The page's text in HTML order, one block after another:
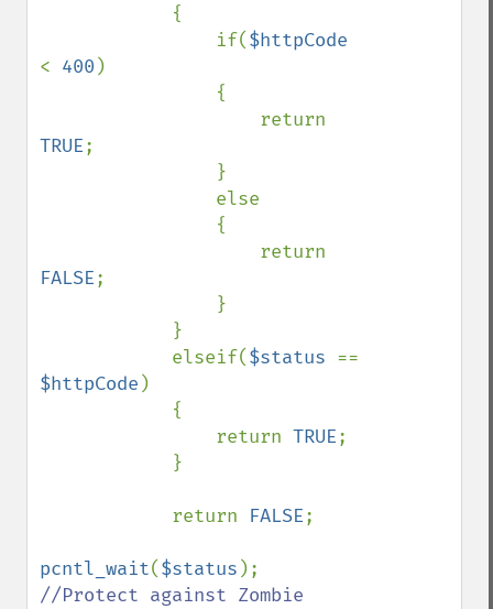
                if(
< 400 )
TRUE;
FALSE;
            elseif(
$status
$httpCode )
                return
TRUE;
            return
FALSE;
pcntl_wait($status
//Protect against Zombie